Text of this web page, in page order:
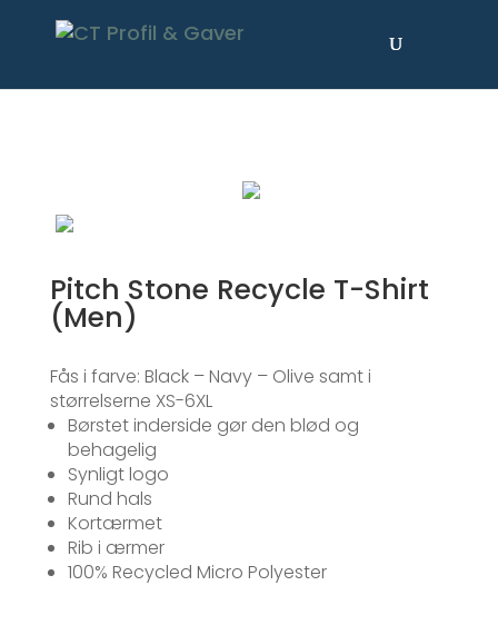
Pitch Stone Recycle T-Shirt
(Men)
Fås i farve: Black – Navy – Olive samt i
størrelserne XS-6XL
Børstet inderside gør den blød og
behagelig
Synligt logo
Rund hals
Kortærmet
Rib i ærmer
100% Recycled Micro Polyester